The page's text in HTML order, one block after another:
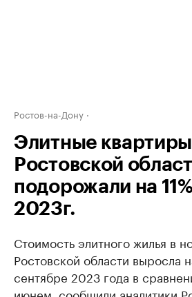
Ростов-на-Дону
Элитные
Ростовской
подорожали на
2023г.
Стоимость элитного жилья в
Ростовской области выросла
сентябре 2023 года в